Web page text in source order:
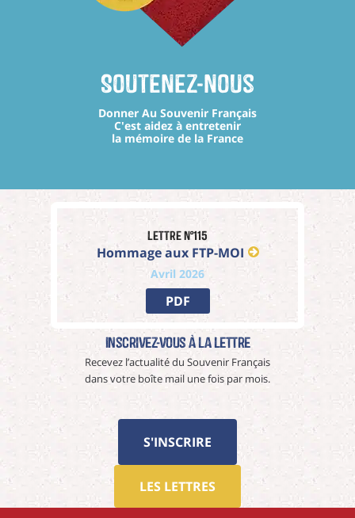
Soutenez-nous
Donner Au Souvenir Français
C'est aidez à entretenir
la mémoire de la France
Lettre n°115
Hommage aux FTP-MOI
Avril 2026
PDF
Inscrivez-vous à La Lettre
Recevez l’actualité du Souvenir Français
dans votre boîte mail une fois par mois.
S'INSCRIRE
LES LETTRES